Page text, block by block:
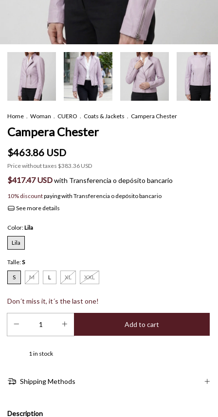
Home . Woman . CUERO . Coats & Jackets . Campera Chester
Campera Chester
$463.86 USD
Price without taxes $383.36 USD
$417.47 USDwith Transferencia o depósito bancario
10% discountpaying with Transferencia o depósito bancario
See more details
Color:Lila
Lila
Talle:S
S M L XL XXL
Don´t miss it, it´s the last one!
1 in stock
Shipping Methods
Description